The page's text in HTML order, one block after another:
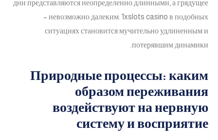
дни представляются неопределенно длинными, а грядущее
– невозможно далеким. 1xslots casino в подобных
ситуациях становится мучительно удлиненным и
потерявшим динамики.
Природные процессы: каким
образом переживания
воздействуют на нервную
систему и восприятие